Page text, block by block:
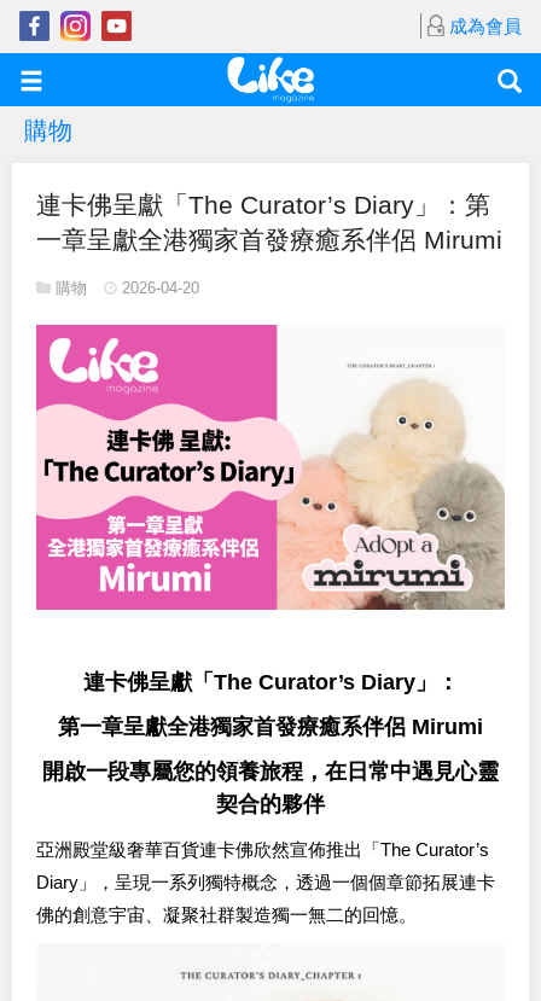
成為會員
購物
連卡佛呈獻「The Curator’s Diary」：第
一章呈獻全港獨家首發療癒系伴侶 Mirumi
購物 2026-04-20
連卡佛呈獻「The Curator’s Diary」：
第一章呈獻全港獨家首發療癒系伴侶 Mirumi
開啟一段專屬您的領養旅程，在日常中遇見心靈
契合的夥伴
亞洲殿堂級奢華百貨連卡佛欣然宣佈推出「The Curator’s
Diary」，呈現一系列獨特概念，透過一個個章節拓展連卡
佛的創意宇宙、凝聚社群製造獨一無二的回憶。